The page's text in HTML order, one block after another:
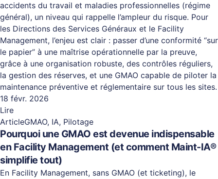
accidents du travail et maladies professionnelles (régime
général), un niveau qui rappelle l’ampleur du risque. Pour
les Directions des Services Généraux et le Facility
Management, l’enjeu est clair : passer d’une conformité “sur
le papier” à une maîtrise opérationnelle par la preuve,
grâce à une organisation robuste, des contrôles réguliers,
la gestion des réserves, et une GMAO capable de piloter la
maintenance préventive et réglementaire sur tous les sites.
18 févr. 2026
Lire
ArticleGMAO, IA, Pilotage
Pourquoi une GMAO est devenue indispensable
en Facility Management (et comment Maint-IA®
simplifie tout)
En Facility Management, sans GMAO (et ticketing), le